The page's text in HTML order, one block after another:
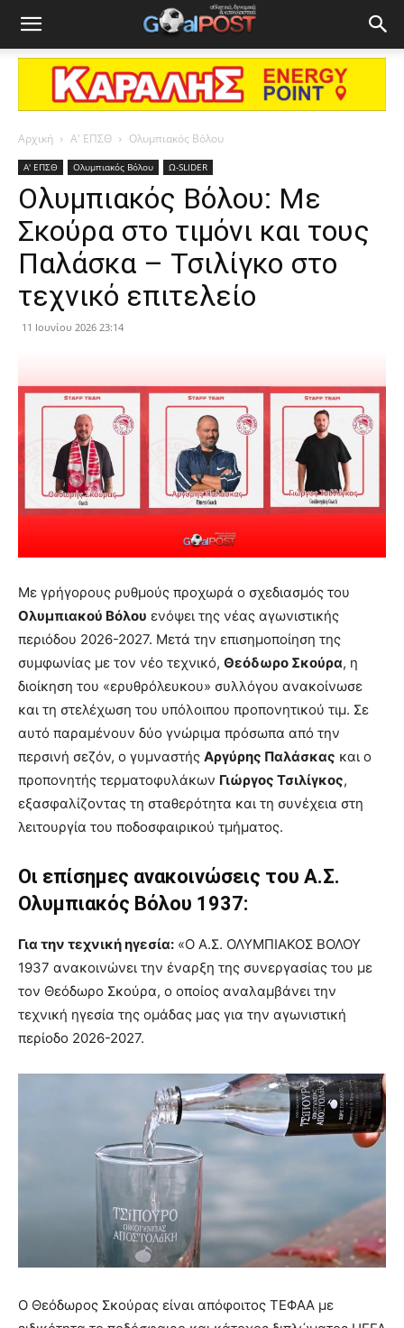
Αρχική Α' ΕΠΣΘ Ολυμπιακός Βόλου
Α' ΕΠΣΘ Ολυμπιακός Βόλου Ω-SLIDER
Ολυμπιακός Βόλου: Με
Σκούρα στο τιμόνι και τους
Παλάσκα – Τσιλίγκο στο
τεχνικό επιτελείο
11 Ιουνίου 2026 23:14
Με γρήγορους ρυθμούς προχωρά ο σχεδιασμός του
Ολυμπιακού Βόλου ενόψει της νέας αγωνιστικής
περιόδου 2026-2027. Μετά την επισημοποίηση της
συμφωνίας με τον νέο τεχνικό, Θεόδωρο Σκούρα, η
διοίκηση του «ερυθρόλευκου» συλλόγου ανακοίνωσε
και τη στελέχωση του υπόλοιπου προπονητικού τιμ. Σε
αυτό παραμένουν δύο γνώριμα πρόσωπα από την
περσινή σεζόν, ο γυμναστής Αργύρης Παλάσκας και ο
προπονητής τερματοφυλάκων Γιώργος Τσιλίγκος,
εξασφαλίζοντας τη σταθερότητα και τη συνέχεια στη
λειτουργία του ποδοσφαιρικού τμήματος.
Οι επίσημες ανακοινώσεις του Α.Σ.
Ολυμπιακός Βόλου 1937:
Για την τεχνική ηγεσία: «Ο Α.Σ. ΟΛΥΜΠΙΑΚΟΣ ΒΟΛΟΥ
1937 ανακοινώνει την έναρξη της συνεργασίας του με
τον Θεόδωρο Σκούρα, ο οποίος αναλαμβάνει την
τεχνική ηγεσία της ομάδας μας για την αγωνιστική
περίοδο 2026-2027.
Ο Θεόδωρος Σκούρας είναι απόφοιτος ΤΕΦΑΑ με